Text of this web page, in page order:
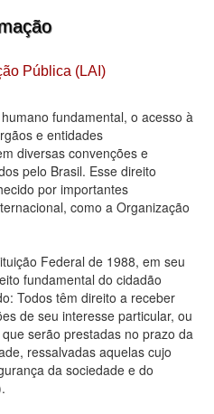
Pública (LAI)
fundamental, o acesso à
e entidades
diversas convenções e
pelo Brasil. Esse direito
por importantes
como a Organização
Federal de 1988, em seu
fundamental do cidadão
Todos têm direito a receber
de seu interesse particular, ou
serão prestadas no prazo da
ressalvadas aquelas cujo
da sociedade e do